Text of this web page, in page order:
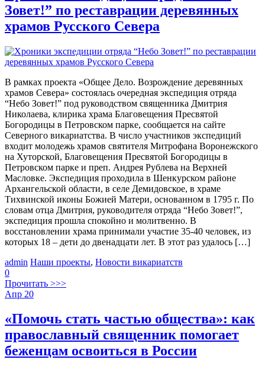
Зовет!” по реставрации деревянных
храмов Русского Севера
В рамках проекта «Общее Дело. Возрождение деревянных
храмов Севера» состоялась очередная экспедиция отряда
“Небо Зовет!” под руководством священника Дмитрия
Николаева, клирика храма Благовещения Пресвятой
Богородицы в Петровском парке, сообщается на сайте
Северного викариатства. В число участников экспедиций
входит молодежь храмов святителя Митрофана Воронежского
на Хуторской, Благовещения Пресвятой Богородицы в
Петровском парке и преп. Андрея Рублева на Верхней
Масловке. Экспедиция проходила в Шенкурском районе
Архангельской области, в селе Демидовское, в храме
Тихвинской иконы Божией Матери, основанном в 1795 г. По
словам отца Дмитрия, руководителя отряда “Небо Зовет!”,
экспедиция прошла спокойно и молитвенно. В
восстановлении храма принимали участие 35-40 человек, из
которых 18 – дети до двенадцати лет. В этот раз удалось […]
admin Наши проекты, Новости викариатств
0
Прочитать >>>
Апр 20
«Помочь стать частью общества»: как
православный священник помогает
беженцам освоиться в России